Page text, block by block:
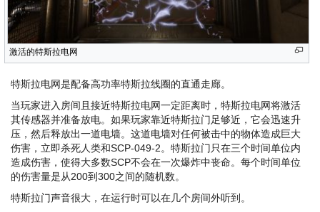
激活的特斯拉电网
特斯拉电网是配备高功率特斯拉线圈的直通走廊。
当玩家进入房间且接近特斯拉电网一定距离时，特斯拉电网将激活
其传感器并准备放电。如果玩家靠近特斯拉门足够近，它会迅速升
压，然后释放出一道电墙。这道电墙对任何被击中的物体造成巨大
伤害，立即杀死人类和SCP-049-2。特斯拉门只在三个时间单位内
造成伤害，使得大多数SCP不会在一次爆炸中丧命。每个时间单位
的伤害量是从200到300之间的随机数。
特斯拉门声音很大，在运行时可以在几个房间外听到。